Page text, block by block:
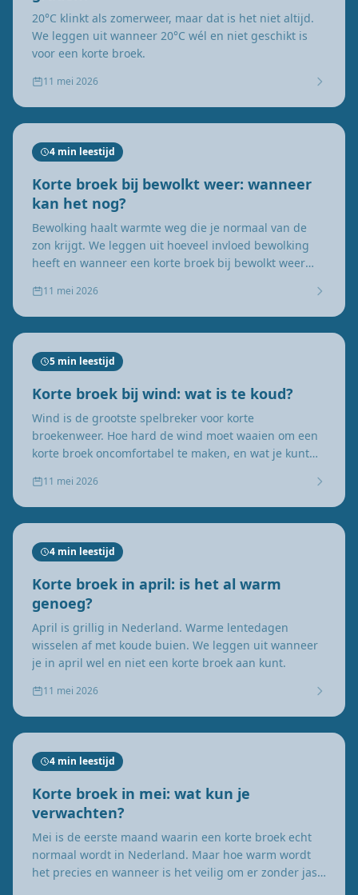
20°C klinkt als zomerweer, maar dat is het niet altijd.
We leggen uit wanneer 20°C wél en niet geschikt is
voor een korte broek.
11 mei 2026
4 min leestijd
Korte broek bij bewolkt weer: wanneer
kan het nog?
Bewolking haalt warmte weg die je normaal van de
zon krijgt. We leggen uit hoeveel invloed bewolking
heeft en wanneer een korte broek bij bewolkt weer
11 mei 2026
5 min leestijd
Korte broek bij wind: wat is te koud?
Wind is de grootste spelbreker voor korte
broekenweer. Hoe hard de wind moet waaien om een
korte broek oncomfortabel te maken, en wat je kunt
11 mei 2026
4 min leestijd
Korte broek in april: is het al warm
genoeg?
April is grillig in Nederland. Warme lentedagen
wisselen af met koude buien. We leggen uit wanneer
je in april wel en niet een korte broek aan kunt.
11 mei 2026
4 min leestijd
Korte broek in mei: wat kun je
verwachten?
Mei is de eerste maand waarin een korte broek echt
normaal wordt in Nederland. Maar hoe warm wordt
het precies en wanneer is het veilig om er zonder jas